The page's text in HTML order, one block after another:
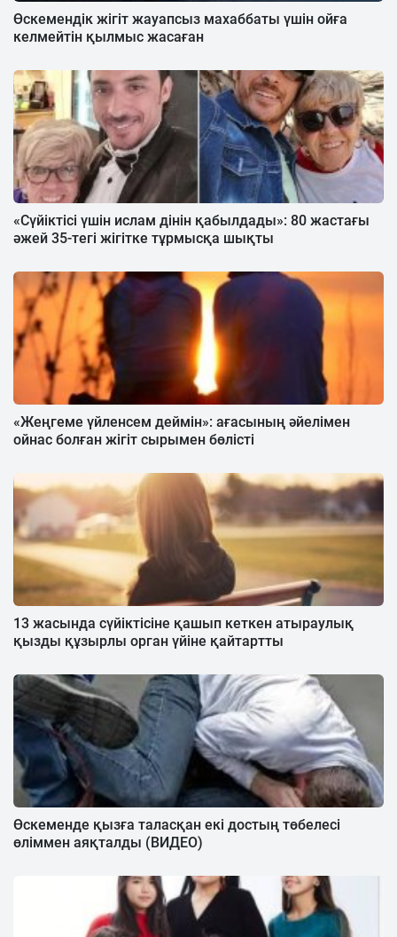
Өскемендік жігіт жауапсыз махаббаты үшін ойға
келмейтін қылмыс жасаған
«Сүйіктісі үшін ислам дінін қабылдады»: 80 жастағы
әжей 35-тегі жігітке тұрмысқа шықты
«Жеңгеме үйленсем деймін»: ағасының әйелімен
ойнас болған жігіт сырымен бөлісті
13 жасында сүйіктісіне қашып кеткен атыраулық
қызды құзырлы орган үйіне қайтартты
Өскеменде қызға таласқан екі достың төбелесі
өліммен аяқталды (ВИДЕО)